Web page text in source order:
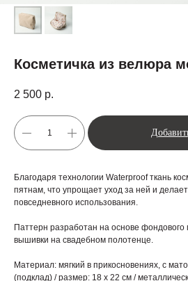
Косметичка из велюра
2 500 р.
Благодаря технологии Waterproof ткань
пятнам, что упрощает уход за ней и
повседневного использования.
Паттерн разработан на основе
вышивки на свадебном полотенце.
Материал: мягкий в прикосновениях, с
(подклад) / размер: 18 х 22 см /